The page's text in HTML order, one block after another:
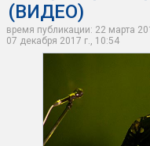
(ВИДЕО)
время публикации: 22 марта
07 декабря 2017 г., 10:54